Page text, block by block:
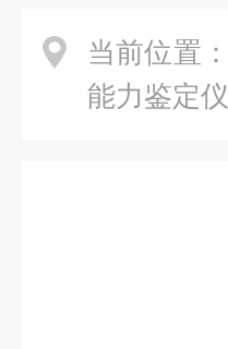
当前位置：
能力鉴定仪